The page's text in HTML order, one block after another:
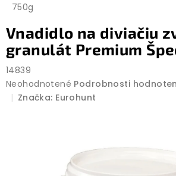
750g
Vnadidlo na diviačiu
granulát Premium
14839
Priemerné
hodnotenie
Neohodnotené Podrobnosti
Značka: Eurohunt